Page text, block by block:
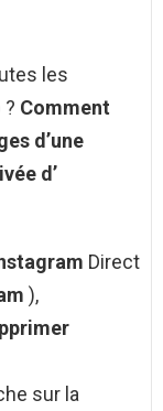
les
Comment
d’une
d’
Direct
),
sur la